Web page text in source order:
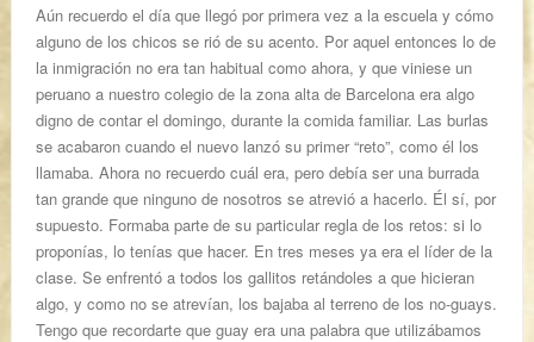
Aún recuerdo el día que llegó por primera vez a la escuela y cómo
alguno de los chicos se rió de su acento. Por aquel entonces lo de
la inmigración no era tan habitual como ahora, y que viniese un
peruano a nuestro colegio de la zona alta de Barcelona era algo
digno de contar el domingo, durante la comida familiar. Las burlas
se acabaron cuando el nuevo lanzó su primer “reto”, como él los
llamaba. Ahora no recuerdo cuál era, pero debía ser una burrada
tan grande que ninguno de nosotros se atrevió a hacerlo. Él sí, por
supuesto. Formaba parte de su particular regla de los retos: si lo
proponías, lo tenías que hacer. En tres meses ya era el líder de la
clase. Se enfrentó a todos los gallitos retándoles a que hicieran
algo, y como no se atrevían, los bajaba al terreno de los no-guays.
Tengo que recordarte que guay era una palabra que utilizábamos